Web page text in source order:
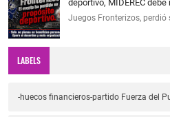
deportivo, MIDEREC
Juegos Fronterizos,
LABELS
-huecos financieros-partido Fuerza del